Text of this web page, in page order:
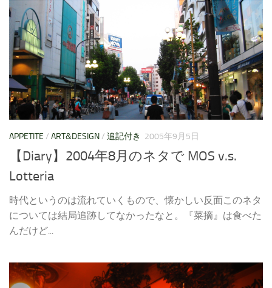
APPETITE / ART&DESIGN/ 追記付き 2005年9月5日
【Diary】2004年8月のネタで MOS v.s.
Lotteria
時代というのは流れていくもので、懐かしい反面このネタ
については結局追跡してなかったなと。『菜摘』は食べた
んだけど...